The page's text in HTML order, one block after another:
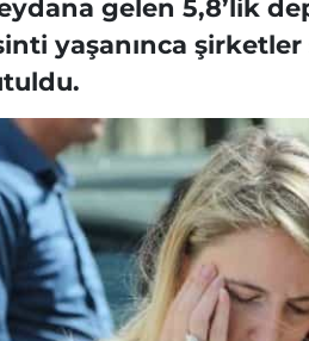
gelen 5,8’lik
yaşanınca